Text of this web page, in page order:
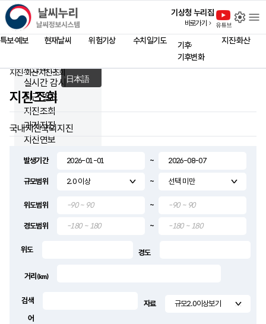
날씨누리 - 날씨정보시스템
유튜브 설
특보·예보 현재날씨 위험기상 수치일기도
기후·
기후변화
지진·화산
기상청 누리집
바로가기
close
홈 페이지
Language
English
日本語
지진·화산
실시간 감시
최근 발표
지진조회
과거지진
지진연보
지진해일
화산
통보기준
진도등급 별 현상
지진과학관
홈
지진·화산지진조회
지진조회
국내지진국외지진
발생기간 ~
규모범위 ~
위도범위 ~
경도범위 ~
위도 경도
거리 (km)
검색
어
자료